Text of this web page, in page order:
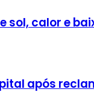
sol, calor e
após